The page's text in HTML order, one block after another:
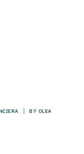
y
son
BY OLEA